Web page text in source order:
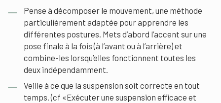
Pense à décomposer le mouvement, une méthode
particulièrement adaptée pour apprendre les
différentes postures. Mets d’abord l’accent sur une
pose finale à la fois (à l’avant ou à l’arrière) et
combine-les lorsqu’elles fonctionnent toutes les
deux indépendamment.
Veille à ce que la suspension soit correcte en tout
temps. (cf «Exécuter une suspension efficace et